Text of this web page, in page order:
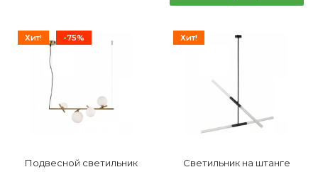
Хит! -75%
Подвесной светильник
Хит!
Светильник на штанге